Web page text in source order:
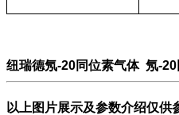
纽瑞德氖-20同位素气体 氖-
以上图片展示及参数介绍仅供